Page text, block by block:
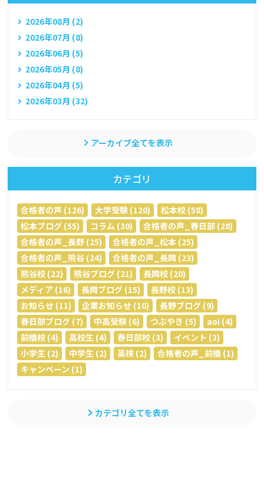
2026年08月 (2)
2026年07月 (8)
2026年06月 (5)
2026年05月 (8)
2026年04月 (5)
2026年03月 (32)
アーカイブ全てを表示
カテゴリ
合格者の声 (126) 大学受験 (120)
松本校 (58)
松本ブログ (55)
コラム (30)
合格者の声_春日部 (28)
合格者の声_長野 (25)
合格者の声_松本 (25)
合格者の声_熊谷 (24)
合格者の声_長岡 (23)
熊谷校 (22)
熊谷ブログ (21)
長岡校 (20)
メディア (16)
長岡ブログ (15)
長野校 (13)
お知らせ (11)
企業お知らせ (10)
長野ブログ (9)
春日部ブログ (7)
中高受験 (6) つぶやき (5)
aoi (4)
前橋校 (4)
高校生 (4) 春日部校 (3)
イベント (3)
小学生 (2)
中学生 (2) 英検 (2)
合格者の声_前橋 (1)
キャンペーン (1)
カテゴリ全てを表示